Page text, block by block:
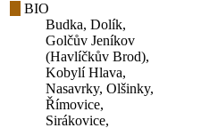
BIO
Budka, Dolík,
Golčův Jeníkov
(Havlíčkův Brod),
Kobylí Hlava,
Nasavrky, Olšinky,
Římovice,
Sirákovice,